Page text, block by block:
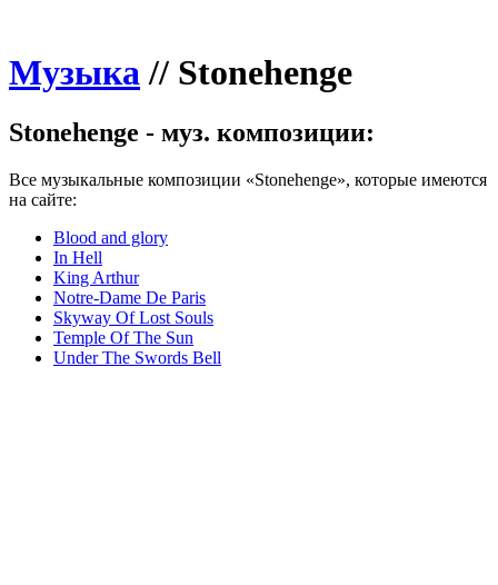
Музыка// Stonehenge
Stonehenge - муз. композиции:
Все музыкальные композиции «Stonehenge», которые имеются
на сайте:
Blood and glory
In Hell
King Arthur
Notre-Dame De Paris
Skyway Of Lost Souls
Temple Of The Sun
Under The Swords Bell